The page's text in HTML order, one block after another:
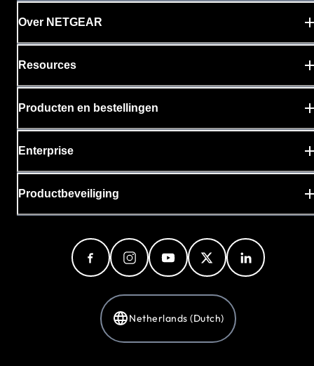
Over NETGEAR
Resources
Producten en bestellingen
Enterprise
Productbeveiliging
Netherlands (Dutch)